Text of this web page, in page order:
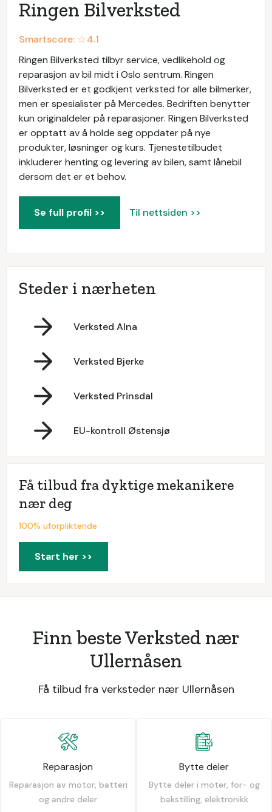
Ringen Bilverksted
Smartscore: ☆4.1
Ringen Bilverksted tilbyr service, vedlikehold og
reparasjon av bil midt i Oslo sentrum. Ringen
Bilverksted er et godkjent verksted for alle bilmerker,
men er spesialister på Mercedes. Bedriften benytter
kun originaldeler på reparasjoner. Ringen Bilverksted
er opptatt av å holde seg oppdater på nye
produkter, løsninger og kurs. Tjenestetilbudet
inkluderer henting og levering av bilen, samt lånebil
dersom det er et behov.
Se full profil >> Til nettsiden >>
Steder i nærheten
Verksted Alna
Verksted Bjerke
Verksted Prinsdal
EU-kontroll Østensjø
Få tilbud fra dyktige mekanikere
nær deg
100% uforpliktende
Start her >>
Finn beste Verksted nær
Ullernåsen
Få tilbud fra verksteder nær Ullernåsen
Reparasjon
Reparasjon av motor, batteri
og andre deler
Bytte deler
Bytte deler i moter, for- og
bakstilling, elektronikk